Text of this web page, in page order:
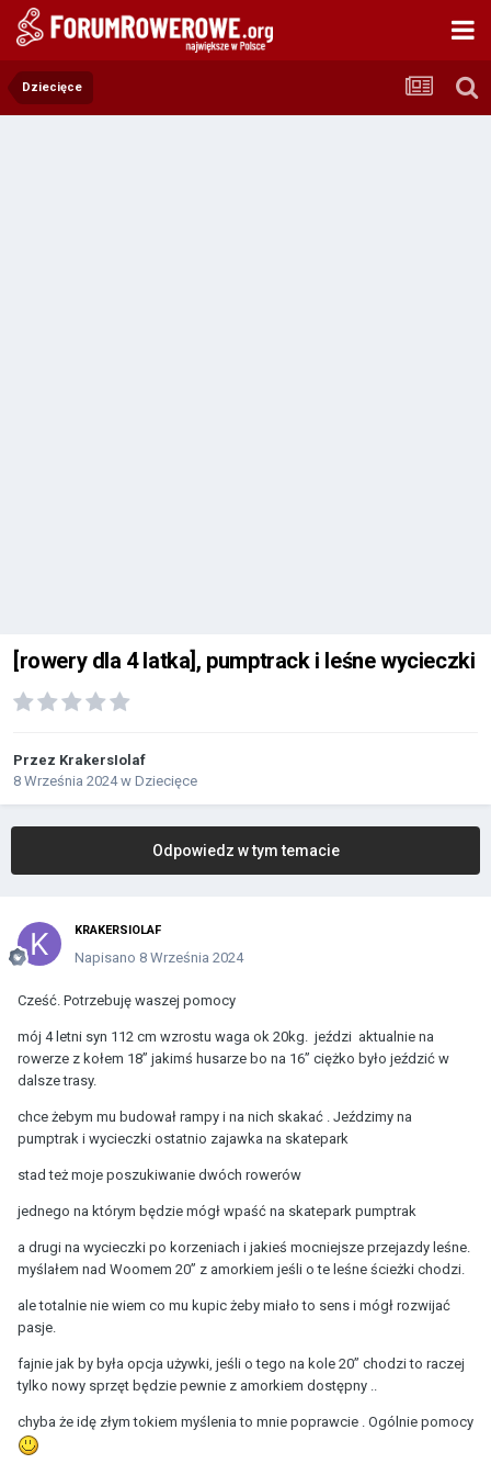
Dziecięce
[rowery dla 4 latka], pumptrack i leśne wycieczki
Przez KrakersIolaf
8 Września 2024w Dziecięce
Odpowiedz w tym temacie
KRAKERSIOLAF
Napisano 8 Września 2024
Cześć. Potrzebuję waszej pomocy
mój 4 letni syn 112 cm wzrostu waga ok 20kg. jeździ aktualnie na
rowerze z kołem 18” jakimś husarze bo na 16” ciężko było jeździć w
dalsze trasy.
chce żebym mu budował rampy i na nich skakać . Jeździmy na
pumptrak i wycieczki ostatnio zajawka na skatepark
stad też moje poszukiwanie dwóch rowerów
jednego na którym będzie mógł wpaść na skatepark pumptrak
a drugi na wycieczki po korzeniach i jakieś mocniejsze przejazdy leśne.
myślałem nad Woomem 20” z amorkiem jeśli o te leśne ścieżki chodzi.
ale totalnie nie wiem co mu kupic żeby miało to sens i mógł rozwijać
pasje.
fajnie jak by była opcja używki, jeśli o tego na kole 20” chodzi to raczej
tylko nowy sprzęt będzie pewnie z amorkiem dostępny ..
chyba że idę złym tokiem myślenia to mnie poprawcie . Ogólnie pomocy